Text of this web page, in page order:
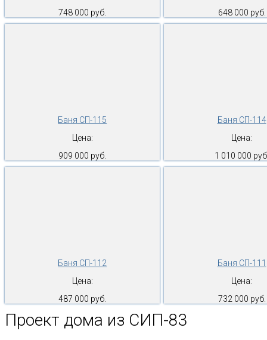
748 000 руб.
648 000 руб.
Баня СП-115
Цена:
909 000 руб.
Баня СП-114
Цена:
1 010 000
Баня СП-112
Цена:
487 000 руб.
Баня СП-111
Цена:
732 000 руб.
Проект дома из СИП-83